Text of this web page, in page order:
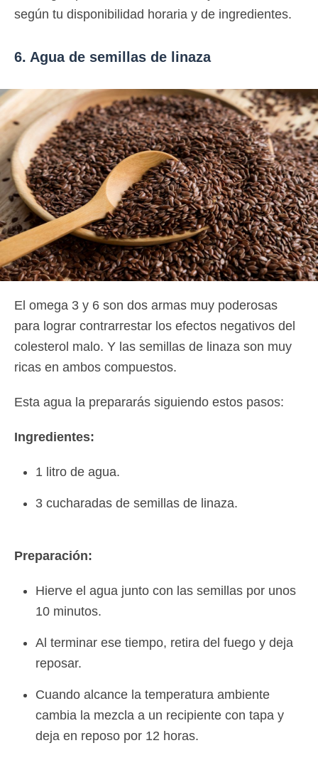
según tu disponibilidad horaria y de ingredientes.
6. Agua de semillas de linaza
El omega 3 y 6 son dos armas muy poderosas
para lograr contrarrestar los efectos negativos del
colesterol malo. Y las semillas de linaza son muy
ricas en ambos compuestos.
Esta agua la prepararás siguiendo estos pasos:
Ingredientes:
1 litro de agua.
3 cucharadas de semillas de linaza.
Preparación:
Hierve el agua junto con las semillas por unos
10 minutos.
Al terminar ese tiempo, retira del fuego y deja
reposar.
Cuando alcance la temperatura ambiente
cambia la mezcla a un recipiente con tapa y
deja en reposo por 12 horas.